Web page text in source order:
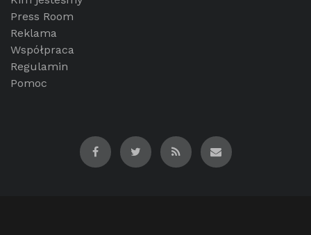
Press Room
Reklama
Współpraca
Regulamin
Pomoc